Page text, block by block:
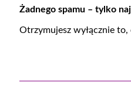
Żadnego spamu – tylko
Otrzymujesz wyłącznie